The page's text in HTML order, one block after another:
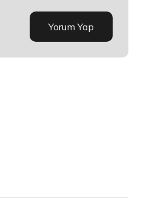
Yorum Yap